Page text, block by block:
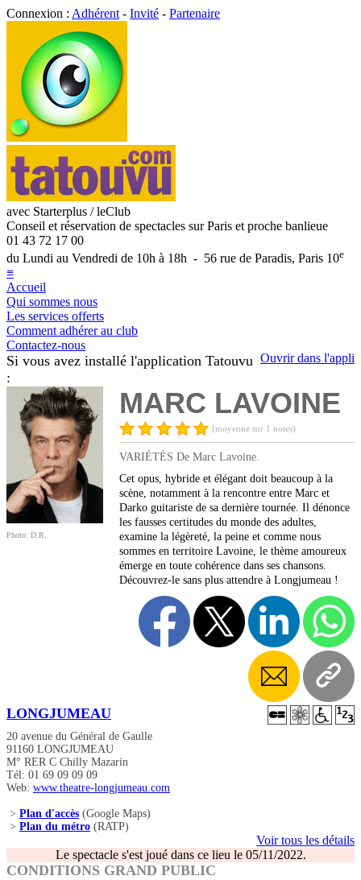
Connexion : Adhérent - Invité - Partenaire
avec Starterplus / leClub
Conseil et réservation de spectacles sur Paris et proche banlieue
01 43 72 17 00
du Lundi au Vendredi de 10h à 18h - 56 rue de Paradis, Paris 10e
≡
Accueil
Qui sommes nous
Les services offerts
Comment adhérer au club
Contactez-nous
Ouvrir dans l'appli
Si vous avez installé l'application Tatouvu
:
Photo: D.R.
MARC LAVOINE
(moyenne sur 1 notes)
VARIÉTÉS De Marc Lavoine.
Cet opus, hybride et élégant doit beaucoup à la
scène, notamment à la rencontre entre Marc et
Darko guitariste de sa dernière tournée. Il dénonce
les fausses certitudes du monde des adultes,
examine la légèreté, la peine et comme nous
sommes en territoire Lavoine, le thème amoureux
émerge en toute cohérence dans ses chansons.
Découvrez-le sans plus attendre à Longjumeau !
LONGJUMEAU
20 avenue du Général de Gaulle
91160 LONGJUMEAU
M° RER C Chilly Mazarin
Tél: 01 69 09 09 09
Web: www.theatre-longjumeau.com
> Plan d'accès (Google Maps)
> Plan du métro (RATP)
Voir tous les détails
Le spectacle s'est joué dans ce lieu le 05/11/2022.
CONDITIONS GRAND PUBLIC